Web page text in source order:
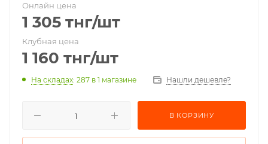
Онлайн цена
1 305 тнг/шт
Клубная цена
1 160 тнг/шт
На складах: 287 в 1 магазине Нашли дешевле?
В КОРЗИНУ